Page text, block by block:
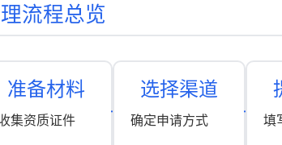
流程总览
准备材料
集资质证件
选择渠道
确定申请方式 填